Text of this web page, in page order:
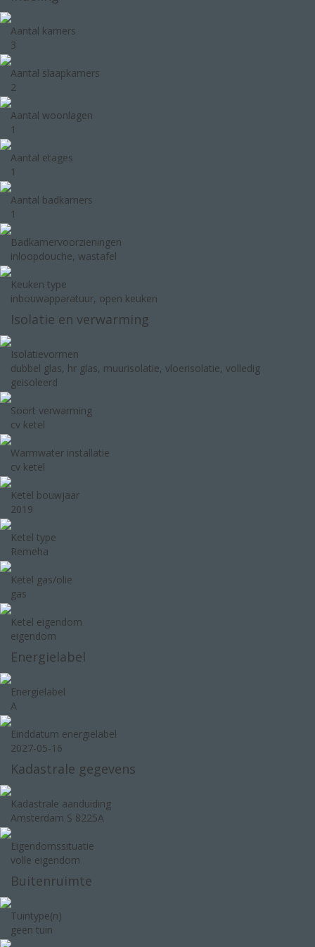
Aantal kamers
3
Aantal slaapkamers
2
Aantal woonlagen
1
Aantal etages
1
Aantal badkamers
1
Badkamervoorzieningen
inloopdouche, wastafel
Keuken type
inbouwapparatuur, open keuken
Isolatie en verwarming
Isolatievormen
dubbel glas, hr glas, muurisolatie, vloerisolatie, volledig
geisoleerd
Soort verwarming
cv ketel
Warmwater installatie
cv ketel
Ketel bouwjaar
2019
Ketel type
Remeha
Ketel gas/olie
gas
Ketel eigendom
eigendom
Energielabel
Energielabel
A
Einddatum energielabel
2027-05-16
Kadastrale gegevens
Kadastrale aanduiding
Amsterdam S 8225A
Eigendomssituatie
volle eigendom
Buitenruimte
Tuintype(n)
geen tuin